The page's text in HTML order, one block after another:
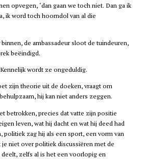
opvegen, ‘dan gaan we toch niet. Dan ga ik
ik word toch hoorndol van al die
de ambassadeur sloot de tuindeuren,
beëindigd.
Kennelijk wordt ze ongeduldig.
zijn theorie uit de doeken, vraagt om
hij kan niet anders zeggen.
betrokken, precies dat vatte zijn positie
leven, wat hij dacht en wat hij deed had
politiek zag hij als een sport, een vorm van
niet over politiek discussiëren met de
zelfs al is het een voorlopig en